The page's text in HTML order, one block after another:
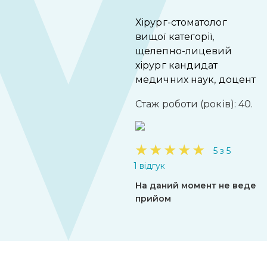
Хірург-стоматолог
вищої категорії,
щелепно-лицевий
хірург кандидат
медичних наук, доцент
Стаж роботи (років): 40.
★★★★★
5 з 5
1 відгук
На даний момент не веде
прийом